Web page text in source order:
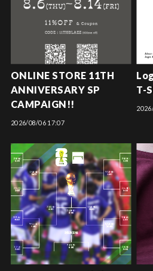
ONLINE STORE 11TH
ANNIVERSARY SP
CAMPAIGN!!
2026/08/06 17:07
T-